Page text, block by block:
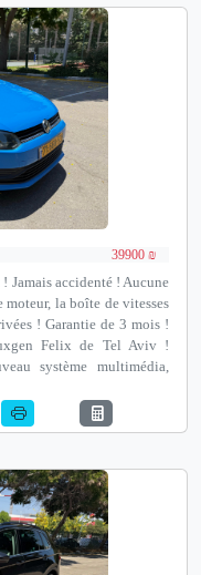
39900 ₪
Jamais accidenté ! Aucune
moteur, la boîte de vitesses
! Garantie de 3 mois !
Felix de Tel Aviv !
système multimédia,
adresse est Autotest
avant achat agréé par le